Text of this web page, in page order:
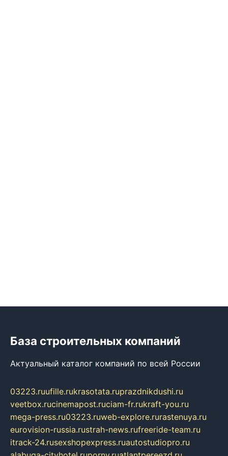
База строительных компаний
Актуальный каталог компаний по всей России
03223.ruufille.rukrasotata.ruprazdnikdushi.ru
veetbox.rucinemapost.ruciam-fr.rukraft-you.ru
mega-press.ru03223.ruweb-explore.rurastenuya.ru
eurovision-russia.rustrah-news.rufreeride-team.ru
itrack-24.rusexshopexpress.ruautostudiopro.ru